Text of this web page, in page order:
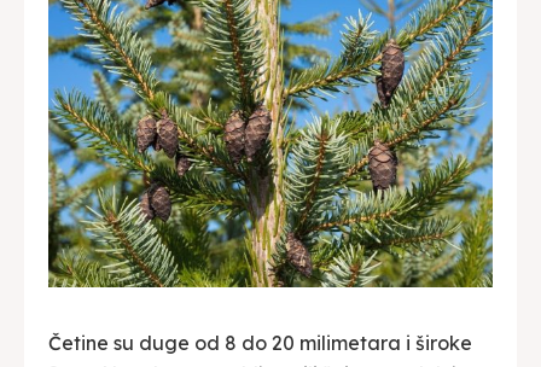
Četine su duge od 8 do 20 milimetara i široke